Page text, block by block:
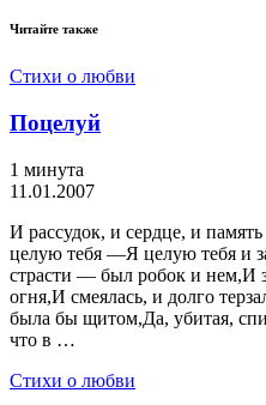
Читайте также
Стихи о любви
Поцелуй
1 минута
11.01.2007
И рассудок, и сердце, и
целую тебя —Я целую тебя и
страсти — был робок и нем,И
огня,И смеялась, и долго
была бы щитом,Да, убитая,
что в …
Стихи о любви